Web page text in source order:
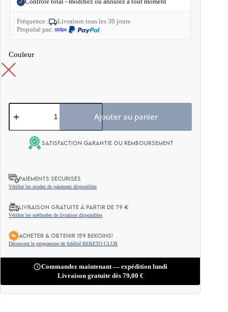
✓
Fréquence :
Livraison tous les 30 jours
Propulsé par:
Couleur
quantité
de
BeKeto
Here’s
boss!
420ml
Ajouter au panier
Satisfaction garantie ou remboursement
PAIEMENTS SÉCURISÉS
Vérifier les modes de paiement disponibles
LIVRAISON GRATUITE À PARTIR DE 79 €
Vérifier les méthodes de livraison disponibles
ACHETER & OBTENIR 159 BEKOINS!
Découvrez le programme de fidélité BEKETO CLUB
Commandez maintenant — expédition lundi
Livraison gratuite dès 79,00 €